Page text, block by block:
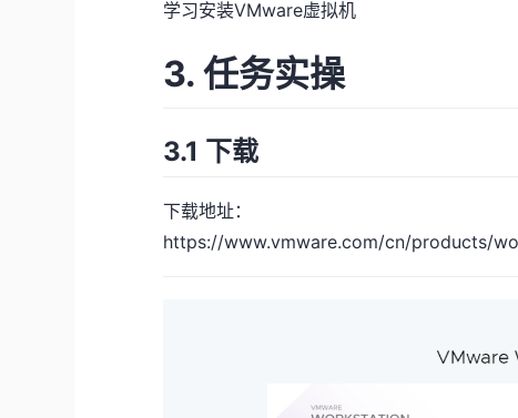
学习安装VMware虚拟机
3. 任务实操
3.1 下载
下载地址：
https://www.vmware.com/cn/products/